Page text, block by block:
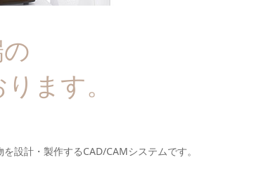
ます。
設計・製作するCAD/CAMシステムです。